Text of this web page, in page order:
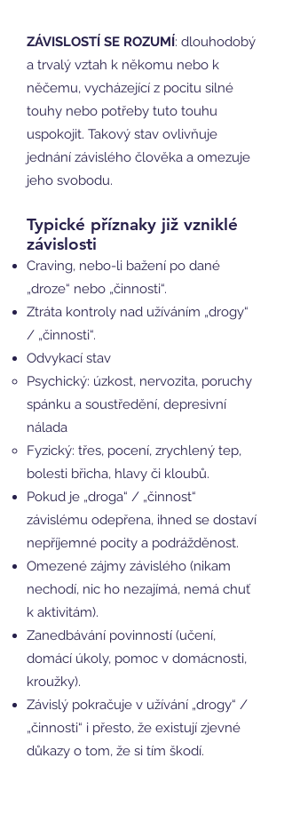
ZÁVISLOSTÍ SE ROZUMÍ: dlouhodobý
a trvalý vztah k někomu nebo k
něčemu, vycházející z pocitu silné
touhy nebo potřeby tuto touhu
uspokojit. Takový stav ovlivňuje
jednání závislého člověka a omezuje
jeho svobodu.
Typické příznaky již vzniklé
závislosti
Craving, nebo-li bažení po dané
„droze“ nebo „činnosti“.
Ztráta kontroly nad užíváním „drogy“
/ „činnosti“.
Odvykací stav
Psychický: úzkost, nervozita, poruchy
spánku a soustředění, depresivní
nálada
Fyzický: třes, pocení, zrychlený tep,
bolesti břicha, hlavy či kloubů.
Pokud je „droga“ / „činnost“
závislému odepřena, ihned se dostaví
nepříjemné pocity a podrážděnost.
Omezené zájmy závislého (nikam
nechodí, nic ho nezajímá, nemá chuť
k aktivitám).
Zanedbávání povinností (učení,
domácí úkoly, pomoc v domácnosti,
kroužky).
Závislý pokračuje v užívání „drogy“ /
„činnosti“ i přesto, že existují zjevné
důkazy o tom, že si tím škodí.